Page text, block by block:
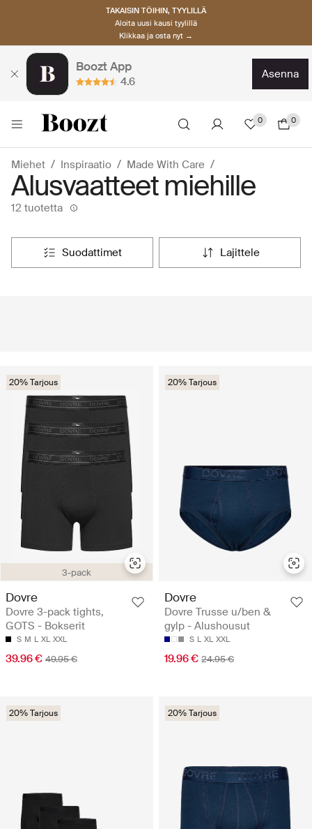
TAKAISIN TÖIHIN, TYYLILLÄ
Aloita uusi kausi tyylillä
Klikkaa ja osta nyt →
Boozt App
4.6
asenna
0 0
Miehet Inspiraatio Made With Care
Alusvaatteet miehille
12 tuotetta
suodattimet lajittele
3-pack
20% Tarjous
Dovre
Dovre 3-pack tights,
GOTS - Bokserit
S M L XL XXL
39.96 € 49.95 €
20% Tarjous
Dovre
Dovre Trusse u/ben &
gylp - Alushousut
S L XL XXL
19.96 € 24.95 €
20% Tarjous 20% Tarjous